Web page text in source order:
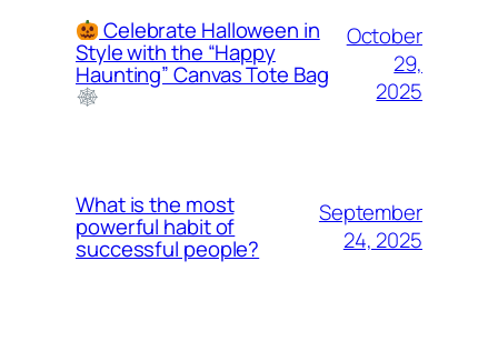
Celebrate Halloween in
Style with the “Happy
Haunting” Canvas Tote Bag
October
29,
2025
What is the most
powerful habit of
successful people?
September
24, 2025